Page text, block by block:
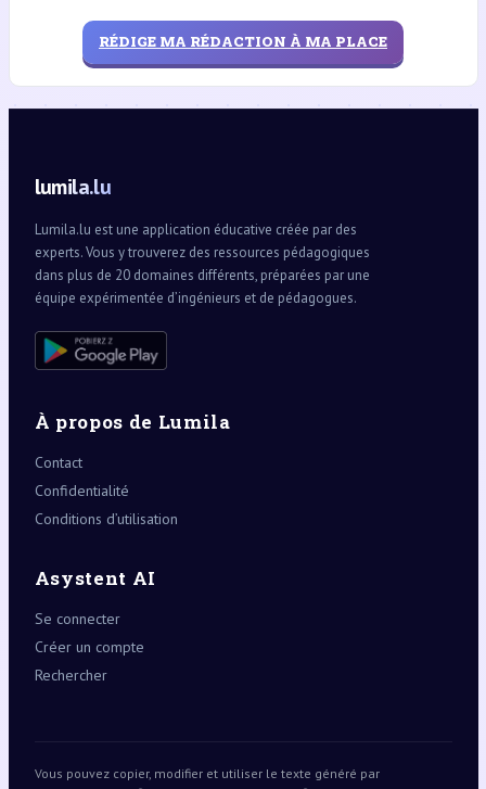
RÉDIGE MA RÉDACTION À MA PLACE
lumila.lu
Lumila.lu est une application éducative créée par des
experts. Vous y trouverez des ressources pédagogiques
dans plus de 20 domaines différents, préparées par une
équipe expérimentée d’ingénieurs et de pédagogues.
À propos de Lumila
Contact
Confidentialité
Conditions d’utilisation
Asystent AI
Se connecter
Créer un compte
Rechercher
Vous pouvez copier, modifier et utiliser le texte généré par